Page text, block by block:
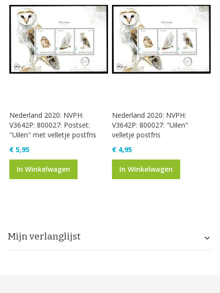
Nederland 2020: NVPH:
V3642P: 800027: Postset:
"Uilen" met velletje postfris
€ 5,95
In Winkelwagen
Nederland 2020: NVPH:
V3642P: 800027: "Uilen"
velletje postfris
€ 4,95
In Winkelwagen
Mijn verlanglijst